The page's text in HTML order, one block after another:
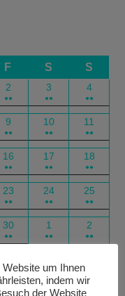
F S S
2
●●
3
●●
4
●●
9
●●
10
●●
11
●●
16
●●
17
●●
18
●●
23
●●
24
●●
25
●●
30
●●
1
●●
2
●●
Export
for
Outlookum Ihnen
indem wir
der Website